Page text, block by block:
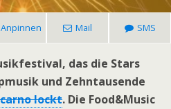
Anpinnen Mail SMS
das die Stars
und Zehntausende
lockt. Die Food&Music